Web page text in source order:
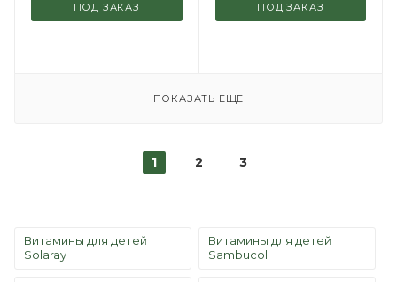
ПОД ЗАКАЗ ПОД ЗАКАЗ
ПОКАЗАТЬ ЕЩЕ
1 2 3
Витамины для детей
Solaray
Витамины для детей
Sambucol